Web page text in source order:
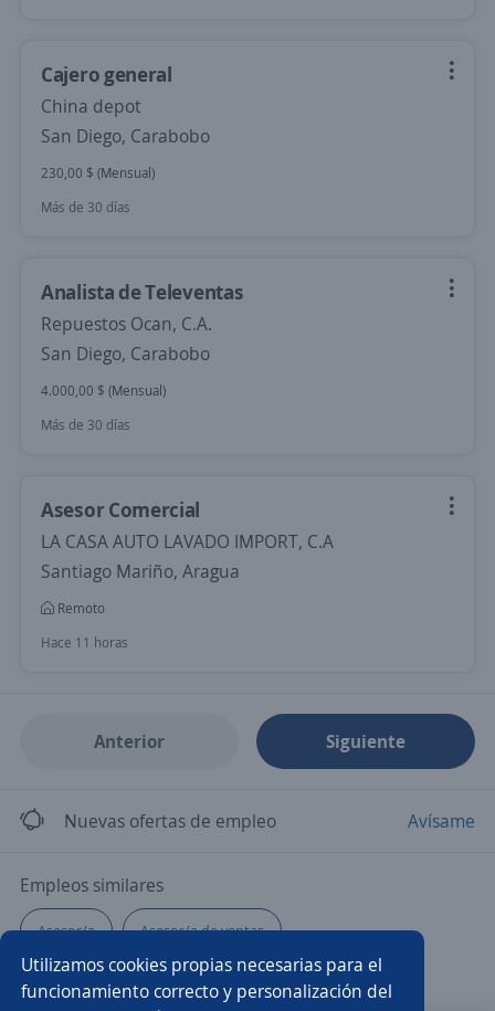
Utilizamos cookies propias necesarias para el
funcionamiento correcto y personalización del
Cajero general
China depot
San Diego, Carabobo
230,00 $ (Mensual)
Más de 30 días
Analista de Televentas
Repuestos Ocan, C.A.
San Diego, Carabobo
4.000,00 $ (Mensual)
Más de 30 días
Asesor Comercial
LA CASA AUTO LAVADO IMPORT, C.A
Santiago Mariño, Aragua
Remoto
Hace 11 horas
Anterior Siguiente
Nuevas ofertas de empleo Avísame
Empleos similares
Asesor/a Asesor/a de ventas
Promotor/a asesor de venta Teleoperador/a